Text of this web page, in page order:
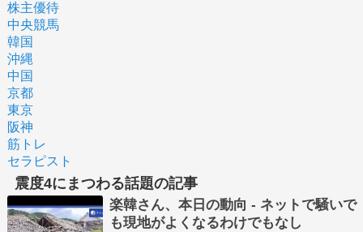
株主優待
中央競馬
韓国
沖縄
中国
京都
東京
阪神
筋トレ
セラピスト
震度4にまつわる話題の記事
楽韓さん、本日の動向 - ネットで騒いで
も現地がよくなるわけでもなし